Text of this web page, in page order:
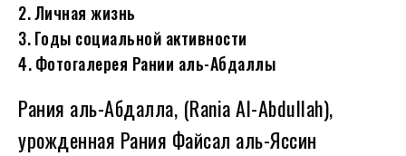
Личная жизнь
Годы социальной активности
Фотогалерея Рании аль-Абдаллы
Рания аль-Абдалла‎, (Rania Al-Abdullah),
урожденная Рания Файсал аль-Яссин